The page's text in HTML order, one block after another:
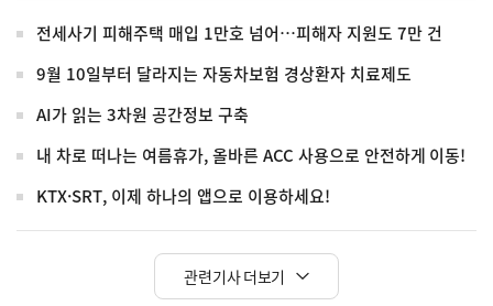
전세사기 피해주택 매입 1만호 넘어…피해자 지원도 7만 건
9월 10일부터 달라지는 자동차보험 경상환자 치료제도
AI가 읽는 3차원 공간정보 구축
내 차로 떠나는 여름휴가, 올바른 ACC 사용으로 안전하게 이동!
KTX·SRT, 이제 하나의 앱으로 이용하세요!
관련기사 더보기